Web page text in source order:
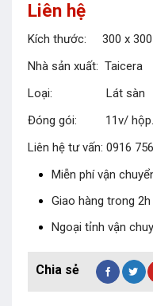
Liên hệ
Kích thước: 300 x
Nhà sản xuất: Taicera
Loại: Lát sàn
Đóng gói: 11v/ hộp.
Liên hệ tư vấn: 0916
Miễn phí vận
Giao hàng trong
Ngoại tỉnh vận